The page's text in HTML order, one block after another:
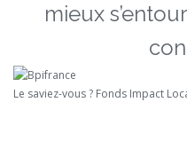
mieux
Le saviez-vous ? Fonds Impact